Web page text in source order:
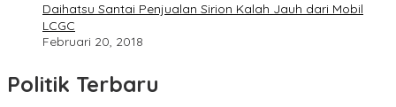
Daihatsu Santai Penjualan Sirion Kalah Jauh dari Mobil
LCGC
Februari 20, 2018
Politik Terbaru